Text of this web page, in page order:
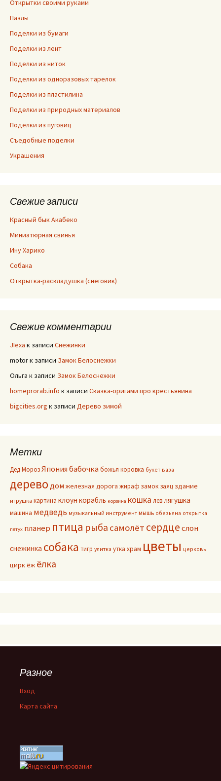
Открытки своими руками
Пазлы
Поделки из бумаги
Поделки из лент
Поделки из ниток
Поделки из одноразовых тарелок
Поделки из пластилина
Поделки из природных материалов
Поделки из пуговиц
Съедобные поделки
Украшения
Свежие записи
Красный бык Акабеко
Миниатюрная свинья
Ину Харико
Собака
Открытка-раскладушка (снеговик)
Свежие комментарии
JIexa к записи Снежинки
motorк записи Замок Белоснежки
Ольга к записи Замок Белоснежки
homeprorab.info к записи Сказка-оригами про крестьянина
bigcities.org к записи Дерево зимой
Метки
Дед МорозЯпония бабочкабожья коровка букет ваза
дереводомжелезная дорога жираф замокзаяц здание
игрушка картина клоун корабль корзина кошка левлягушка
машина медведь музыкальный инструмент мышь обезьяна открытка
петух планер птица рыба самолёт сердцеслон
снежинка собака тигр улитка утка храм цветы церковь
циркёж ёлка
Разное
Вход
Карта сайта